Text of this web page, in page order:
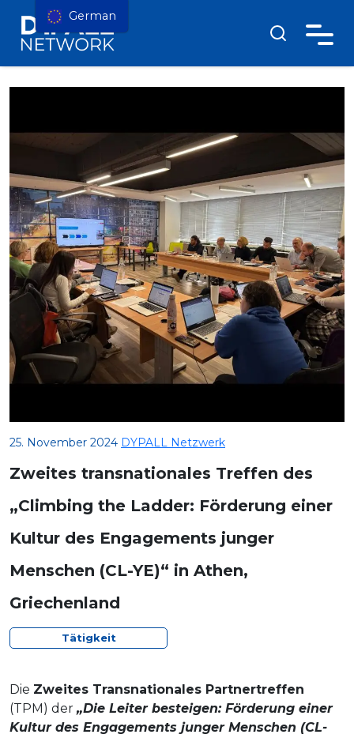
25. November 2024 DYPALL Netzwerk
Zweites transnationales Treffen des
„Climbing the Ladder: Förderung einer
Kultur des Engagements junger
Menschen (CL-YE)“ in Athen,
Griechenland
Tätigkeit
Die Zweites Transnationales Partnertreffen
(TPM) der „Die Leiter besteigen: Förderung einer
Kultur des Engagements junger Menschen (CL-
German